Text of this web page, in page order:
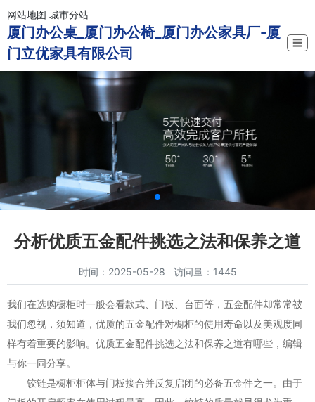
网站地图 城市分站
厦门办公桌_厦门办公椅_厦门办公家具厂-厦
门立优家具有限公司
☰
分析优质五金配件挑选之法和保养之道
时间：2025-05-28 访问量：1445
我们在选购橱柜时一般会看款式、门板、台面等，五金配件却常常被
我们忽视，须知道，优质的五金配件对橱柜的使用寿命以及美观度同
样有着重要的影响。优质五金配件挑选之法和保养之道有哪些，编辑
与你一同分享。
铰链是橱柜柜体与门板接合并反复启闭的必备五金件之一。由于